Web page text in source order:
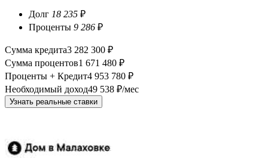
Долг 18 235 ₽
Проценты 9 286 ₽
Сумма кредита3 282 300 ₽
Сумма процентов1 671 480 ₽
Проценты + Кредит4 953 780 ₽
Необходимый доход49 538 ₽/мес
Узнать реальные ставки